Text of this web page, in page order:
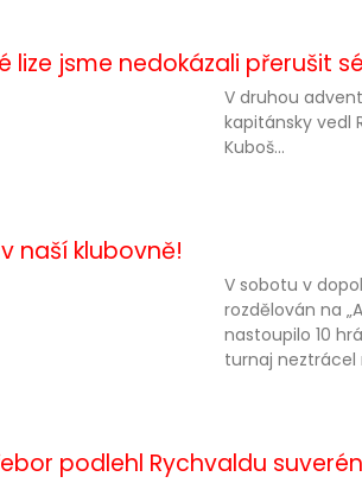
lize jsme nedokázali přerušit
V druhou
kapitánsky vedl
Kuboš...
naší klubovně!
V sobotu v
rozdělován na
nastoupilo 10
turnaj neztrácel
podlehl Rychvaldu